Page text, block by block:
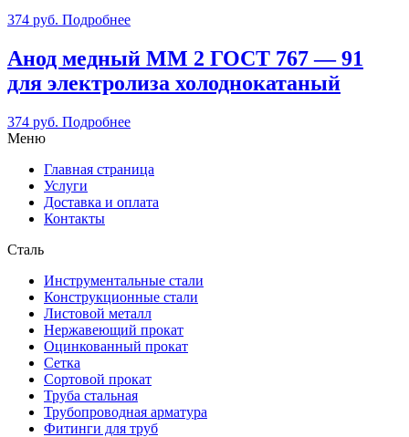
374 руб. Подробнее
Анод медный ММ 2 ГОСТ 767 — 91
для электролиза холоднокатаный
374 руб. Подробнее
Меню
Главная страница
Услуги
Доставка и оплата
Контакты
Сталь
Инструментальные стали
Конструкционные стали
Листовой металл
Нержавеющий прокат
Оцинкованный прокат
Сетка
Сортовой прокат
Труба стальная
Трубопроводная арматура
Фитинги для труб